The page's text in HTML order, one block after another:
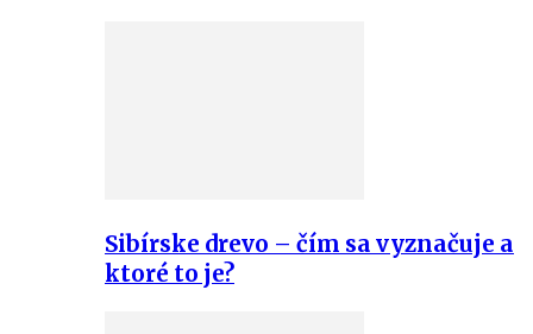
Sibírske drevo – čím sa vyznačuje a
ktoré to je?